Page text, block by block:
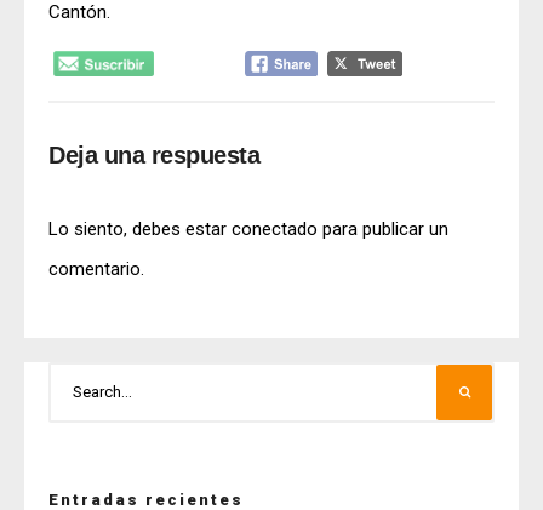
Cantón.
Deja una respuesta
Lo siento, debes estar conectado para publicar un
comentario.
Entradas recientes